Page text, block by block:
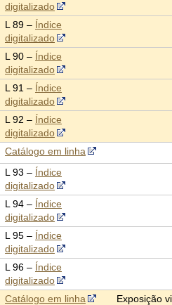
digitalizado
L 89 – Índice
digitalizado
L 90 – Índice
digitalizado
L 91 – Índice
digitalizado
L 92 – Índice
digitalizado
Catálogo em linha
L 93 – Índice
digitalizado
L 94 – Índice
digitalizado
L 95 – Índice
digitalizado
L 96 – Índice
digitalizado
Catálogo em linha
Exposição